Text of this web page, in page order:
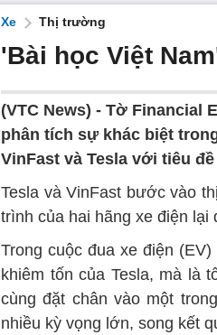
Xe Thị trường
'Bài học Việt
(VTC News) - Tờ Financial
phân tích sự khác biệt
VinFast và Tesla với tiêu
Tesla và VinFast bước vào
trình của hai hãng xe điện
Trong cuộc đua xe điện
khiêm tốn của Tesla, mà là
cùng đặt chân vào một
nhiều kỳ vọng lớn, song kết